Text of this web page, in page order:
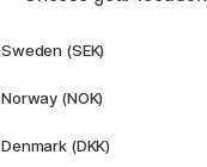
9.80 €
Sweden (SEK)
Norway (NOK)
Denmark (DKK)